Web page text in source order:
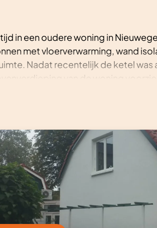
in een oudere woning in
met vloerverwarming, wand
Nadat recentelijk de ketel
daarbij de ketel vervangen door